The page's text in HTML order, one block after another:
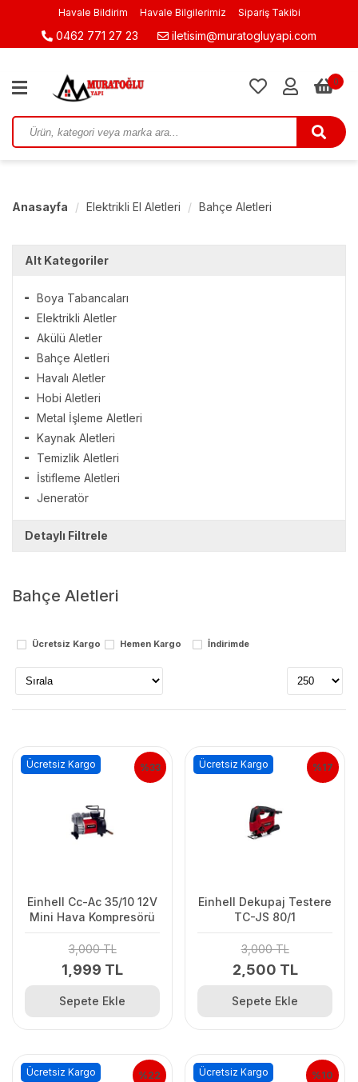
Havale Bildirim Havale Bilgilerimiz Sipariş Takibi
0462 771 27 23 iletisim@muratogluyapi.com
0
Anasayfa Elektrikli El Aletleri Bahçe Aletleri
Alt Kategoriler
Boya Tabancaları
Elektrikli Aletler
Akülü Aletler
Bahçe Aletleri
Havalı Aletler
Hobi Aletleri
Metal İşleme Aletleri
Kaynak Aletleri
Temizlik Aletleri
İstifleme Aletleri
Jeneratör
Detaylı Filtrele
bosch
einhell
kama
sgs
Stok Durumu
stokta var
Bahçe Aletleri
Ücretsiz Kargo Hemen Kargo İndirimde
%33
Einhell Cc-Ac 35/10 12V
Mini Hava Kompresörü
3,000 TL
1,999 TL
Ücretsiz Kargo
Sepete Ekle
%17
Einhell Dekupaj Testere
TC-JS 80/1
3,000 TL
2,500 TL
Ücretsiz Kargo
Sepete Ekle
%22
Ücretsiz Kargo %10
Ücretsiz Kargo